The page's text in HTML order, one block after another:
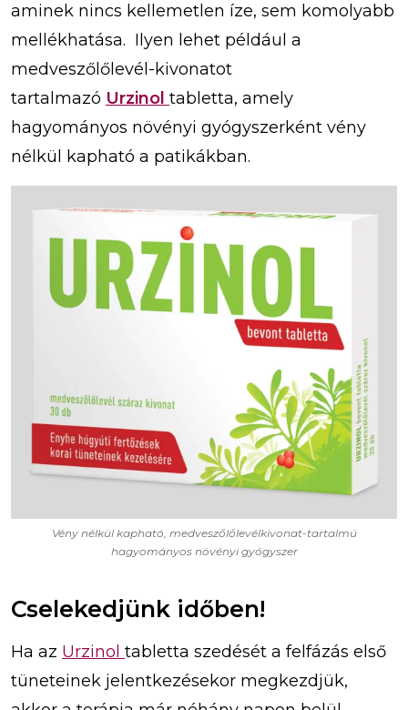
aminek nincs kellemetlen íze, sem komolyabb
mellékhatása. Ilyen lehet például a
medveszőlőlevél-kivonatot
tartalmazó Urzinol tabletta, amely
hagyományos növényi gyógyszerként vény
nélkül kapható a patikákban.
Vény nélkül kapható, medveszőlőlevélkivonat-tartalmú
hagyományos növényi gyógyszer
Cselekedjünk időben!
Ha az Urzinol tabletta szedését a felfázás első
tüneteinek jelentkezésekor megkezdjük,